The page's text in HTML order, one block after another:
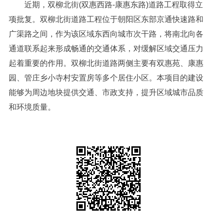
近期，双柳北街(双惠西路-康惠东路)道路工程取得立
项批复。双柳北街道路工程位于朝阳区东部京通快速路和
广渠路之间，作为该区域东西向城市次干路，将南北向各
通道联系起来形成畅通的交通体系，对缓解区域交通压力
起着重要的作用。双柳北街道路两侧主要有双惠苑、康惠
园、管庄乡小寺村安置房等多个居住小区。本项目的建设
能够为周边地块提供交通、市政支持，提升区域城市品质
和环境质量。